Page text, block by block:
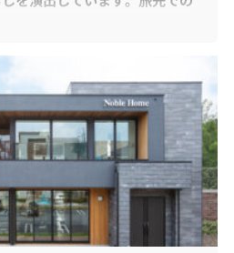
持つデザインにも注目です。